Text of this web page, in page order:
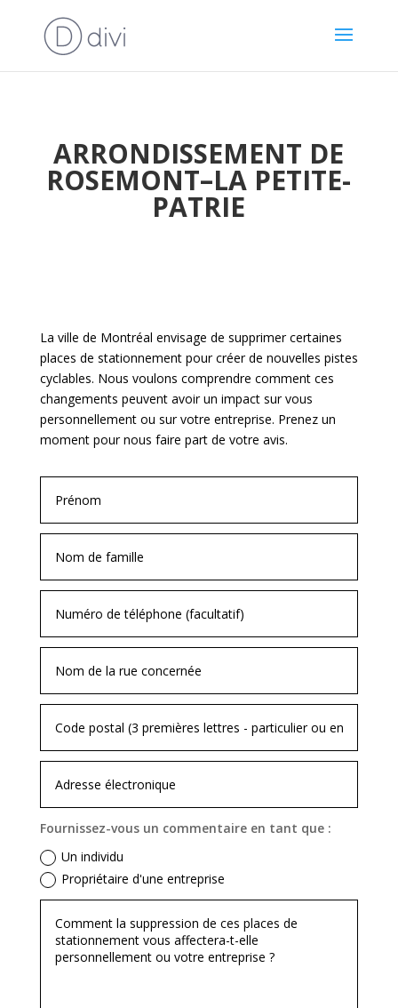
ARRONDISSEMENT DE
ROSEMONT–LA PETITE-
PATRIE
La ville de Montréal envisage de supprimer certaines
places de stationnement pour créer de nouvelles pistes
cyclables. Nous voulons comprendre comment ces
changements peuvent avoir un impact sur vous
personnellement ou sur votre entreprise. Prenez un
moment pour nous faire part de votre avis.
Fournissez-vous un commentaire en tant que :
Un individu
Propriétaire d'une entreprise